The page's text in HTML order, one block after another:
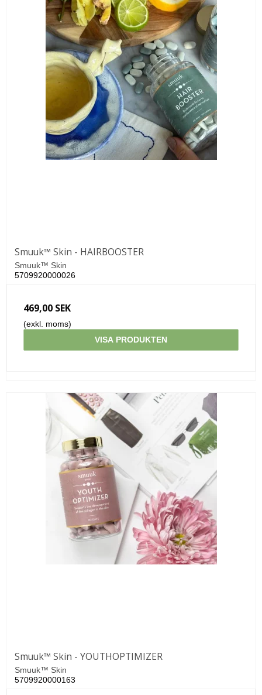
Smuuk™ Skin - HAIRBOOSTER
Smuuk™ Skin
5709920000026
469,00 SEK
(exkl. moms)
VISA PRODUKTEN
Smuuk™ Skin - YOUTHOPTIMIZER
Smuuk™ Skin
5709920000163